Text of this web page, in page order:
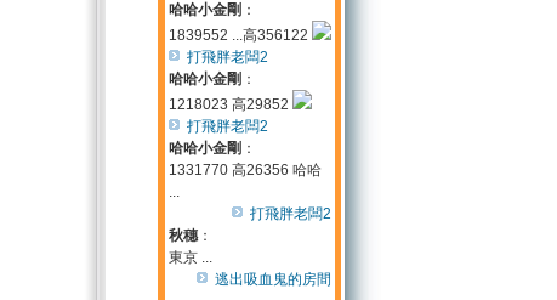
哈哈小金剛 ：
1839552 ...高356122
打飛胖老闆2
哈哈小金剛 ：
1218023 高29852
打飛胖老闆2
哈哈小金剛 ：
1331770 高26356 哈哈
...
打飛胖老闆2
秋穗：
東京 ...
逃出吸血鬼的房間